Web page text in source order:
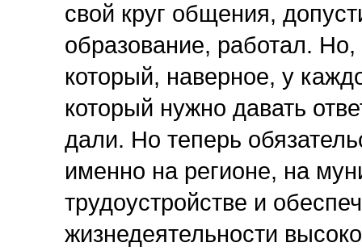
свой круг общения,
образование, работал.
который, наверное, у
который нужно давать
дали. Но теперь
именно на регионе, на
трудоустройстве и
жизнедеятельности